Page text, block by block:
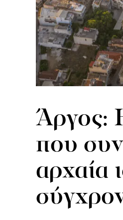
Άργος:
που
αρχαία